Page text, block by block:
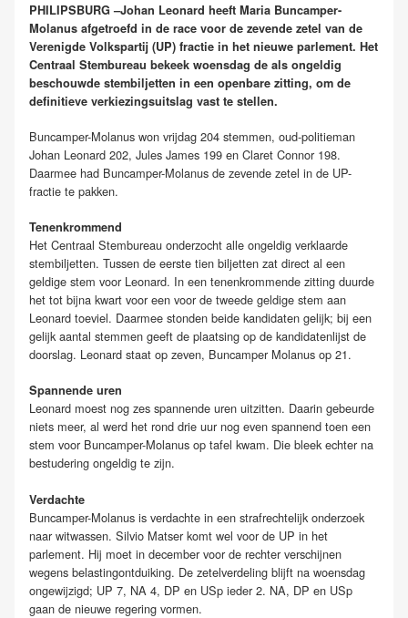
PHILIPSBURG –Johan Leonard heeft Maria Buncamper-
Molanus afgetroefd in de race voor de zevende zetel van de
Verenigde Volkspartij (UP) fractie in het nieuwe parlement. Het
Centraal Stembureau bekeek woensdag de als ongeldig
beschouwde stembiljetten in een openbare zitting, om de
definitieve verkiezingsuitslag vast te stellen.
Buncamper-Molanus won vrijdag 204 stemmen, oud-politieman
Johan Leonard 202, Jules James 199 en Claret Connor 198.
Daarmee had Buncamper-Molanus de zevende zetel in de UP-
fractie te pakken.
Tenenkrommend
Het Centraal Stembureau onderzocht alle ongeldig verklaarde
stembiljetten. Tussen de eerste tien biljetten zat direct al een
geldige stem voor Leonard. In een tenenkrommende zitting duurde
het tot bijna kwart voor een voor de tweede geldige stem aan
Leonard toeviel. Daarmee stonden beide kandidaten gelijk; bij een
gelijk aantal stemmen geeft de plaatsing op de kandidatenlijst de
doorslag. Leonard staat op zeven, Buncamper Molanus op 21.
Spannende uren
Leonard moest nog zes spannende uren uitzitten. Daarin gebeurde
niets meer, al werd het rond drie uur nog even spannend toen een
stem voor Buncamper-Molanus op tafel kwam. Die bleek echter na
bestudering ongeldig te zijn.
Verdachte
Buncamper-Molanus is verdachte in een strafrechtelijk onderzoek
naar witwassen. Silvio Matser komt wel voor de UP in het
parlement. Hij moet in december voor de rechter verschijnen
wegens belastingontduiking. De zetelverdeling blijft na woensdag
ongewijzigd; UP 7, NA 4, DP en USp ieder 2. NA, DP en USp
gaan de nieuwe regering vormen.